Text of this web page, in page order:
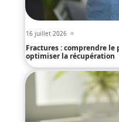
16 juillet 2026
Fractures : comprendre le
optimiser la récupération